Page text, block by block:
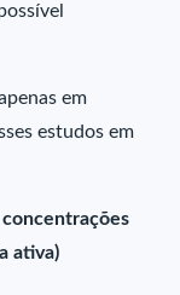
em
estudos em
ativa)